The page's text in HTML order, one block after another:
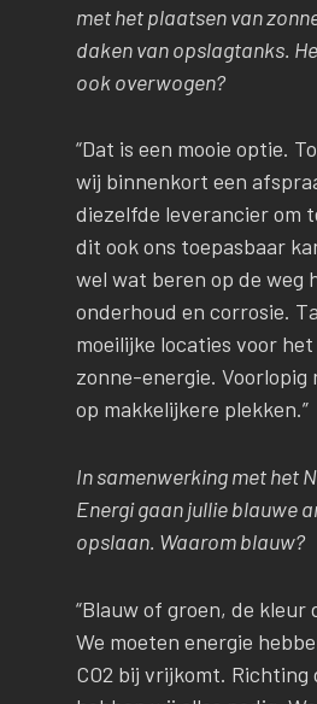
met het plaatsen van
daken van opslagtanks.
ook overwogen?
“Dat is een mooie optie.
wij binnenkort een
diezelfde leverancier om
dit ook ons toepasbaar
wel wat beren op de weg
onderhoud en corrosie.
moeilijke locaties voor
zonne-energie. Voorlopig
op makkelijkere plekken.”
In samenwerking met het
Energi gaan jullie blauwe
opslaan. Waarom blauw?
“Blauw of groen, de kleur
We moeten energie
CO2 bij vrijkomt. Richting